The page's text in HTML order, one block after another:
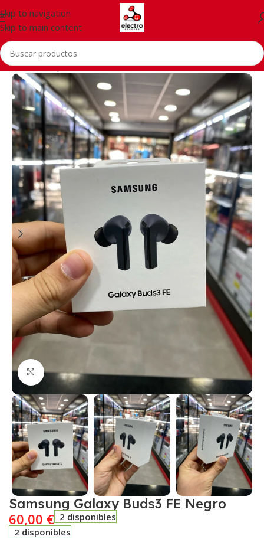
Skip to navigation
Skip to main content
Inicio/Smartphones/Accessories
Click to enlarge
Samsung Galaxy Buds3 FE Negro
60,00 € 2 disponibles
2 disponibles